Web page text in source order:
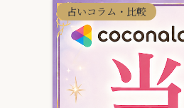
占いコラム・比較